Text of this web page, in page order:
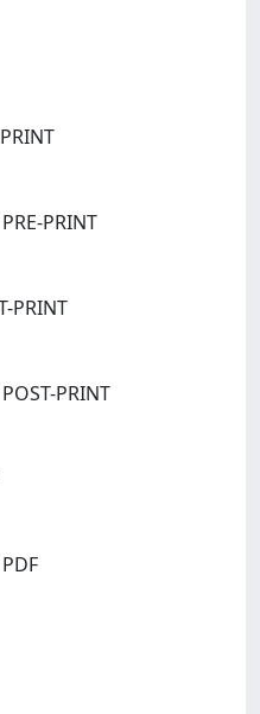
PRINT
PRINT
PRINT